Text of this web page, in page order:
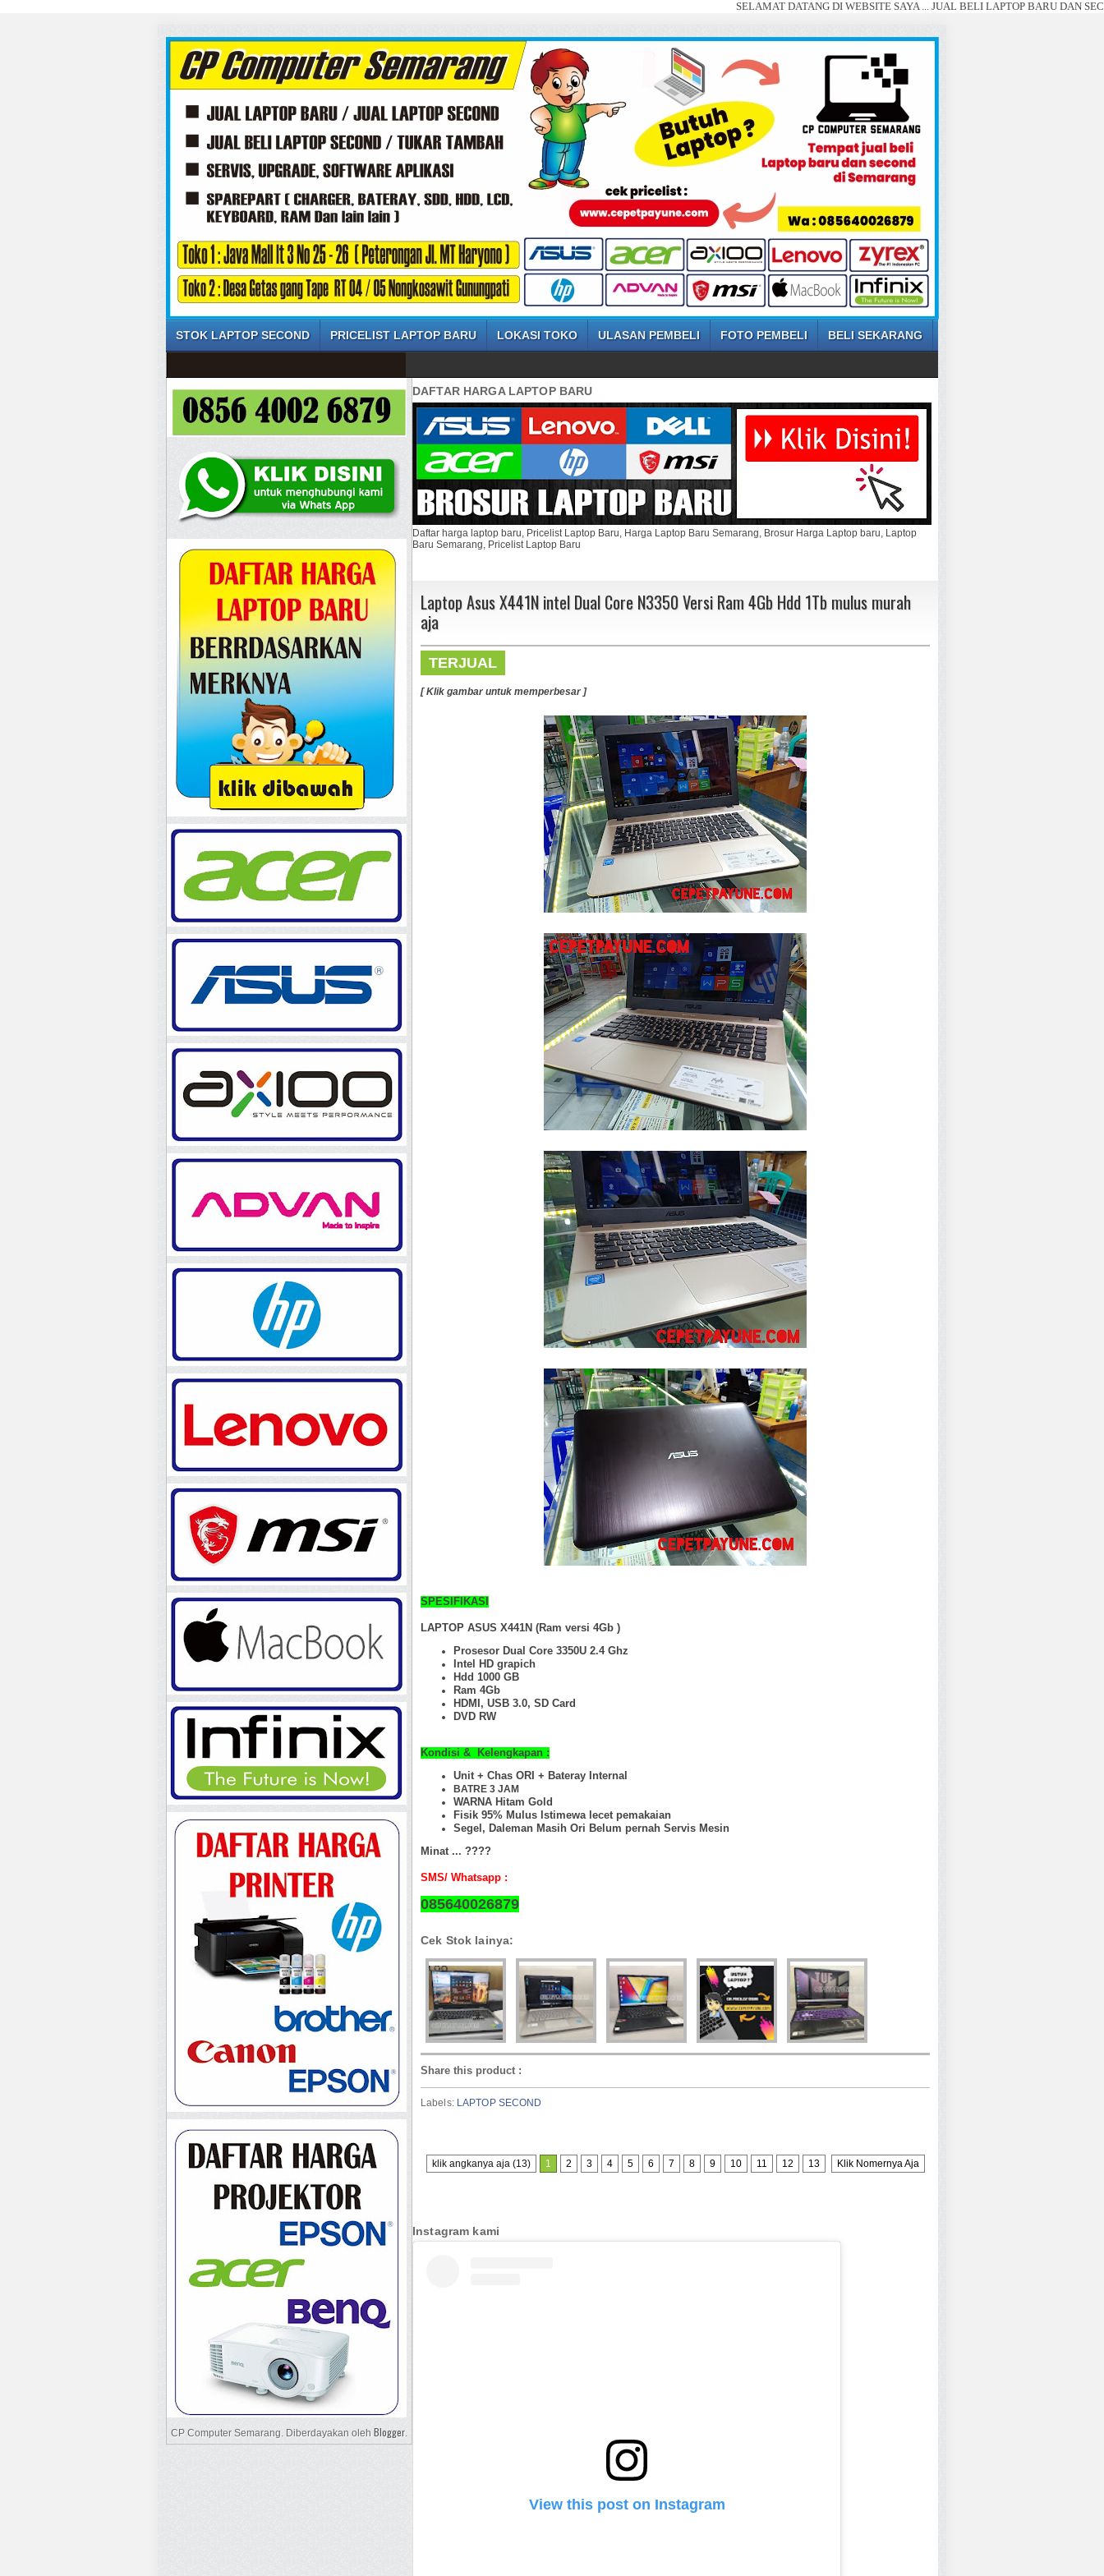
SELAMAT DATANG DI WEBSITE SAYA ... JUAL BELI LAPTOP BARU DAN SECOND
STOK LAPTOP SECOND PRICELIST LAPTOP BARU LOKASI TOKO ULASAN PEMBELI FOTO PEMBELI BELI SEKARANG
DAFTAR HARGA LAPTOP BARU
Daftar harga laptop baru, Pricelist Laptop Baru, Harga Laptop Baru Semarang, Brosur Harga Laptop baru, Laptop
Baru Semarang, Pricelist Laptop Baru
Laptop Asus X441N intel Dual Core N3350 Versi Ram 4Gb Hdd 1Tb mulus murah
aja
TERJUAL
[ Klik gambar untuk memperbesar ]
SPESIFIKASI
LAPTOP ASUS X441N (Ram versi 4Gb )
Prosesor Dual Core 3350U 2.4 Ghz
Intel HD grapich
Hdd 1000 GB
Ram 4Gb
HDMI, USB 3.0, SD Card
DVD RW
Kondisi & Kelengkapan :
Unit + Chas ORI + Bateray Internal
BATRE 3 JAM
WARNA Hitam Gold
Fisik 95% Mulus Istimewa lecet pemakaian
Segel, Daleman Masih Ori Belum pernah Servis Mesin
Minat ... ????
SMS/ Whatsapp :
085640026879
Cek Stok lainya:
Share this product :
Labels: LAPTOP SECOND
klik angkanya aja (13) 1 2 3 4 5 6 7 8 9 10 11 12 13 Klik Nomernya Aja
Instagram kami
View this post on Instagram
CP Computer Semarang. Diberdayakan oleh Blogger.